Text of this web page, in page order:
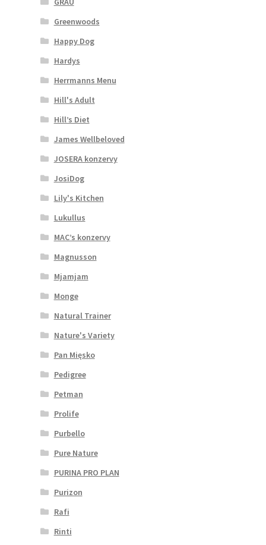
Greenwoods
Happy Dog
Hardys
Herrmanns Menu
Hill's Adult
Hill’s Diet
James Wellbeloved
JOSERA konzervy
JosiDog
Lily's Kitchen
Lukullus
MAC’s konzervy
Magnusson
Mjamjam
Monge
Natural Trainer
Nature's Variety
Pan Mięsko
Pedigree
Petman
Prolife
Purbello
Pure Nature
PURINA PRO PLAN
Purizon
Rafi
Rinti